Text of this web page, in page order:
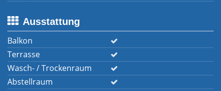
Ausstattung
Balkon
Terrasse
Wasch- / Trockenraum
Abstellraum